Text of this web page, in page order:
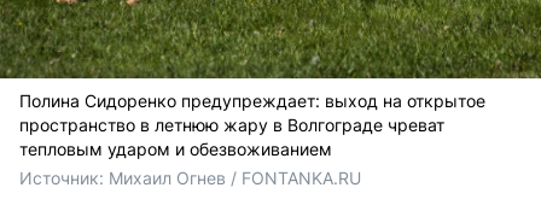
Полина Сидоренко предупреждает: выход на открытое
пространство в летнюю жару в Волгограде чреват
тепловым ударом и обезвоживанием
Источник: Михаил Огнев / FONTANKA.RU